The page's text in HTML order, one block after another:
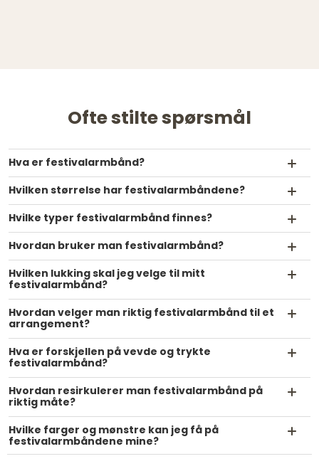
Ofte stilte spørsmål
Hva er festivalarmbånd?
Hvilken størrelse har festivalarmbåndene?
Hvilke typer festivalarmbånd finnes?
Hvordan bruker man festivalarmbånd?
Hvilken lukking skal jeg velge til mitt
festivalarmbånd?
Hvordan velger man riktig festivalarmbånd til et
arrangement?
Hva er forskjellen på vevde og trykte
festivalarmbånd?
Hvordan resirkulerer man festivalarmbånd på
riktig måte?
Hvilke farger og mønstre kan jeg få på
festivalarmbåndene mine?